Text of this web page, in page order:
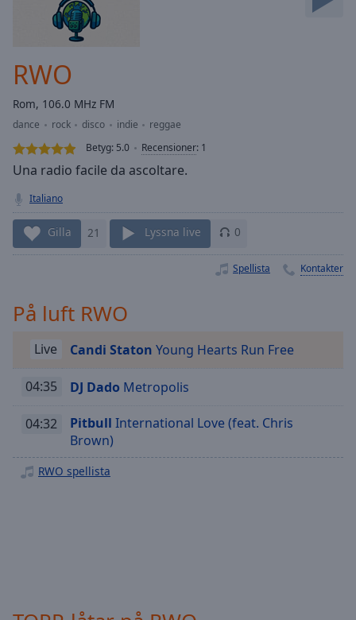
Current
Time0:00
Duration
Loaded :
0.00%
Stream
Seek to
live,
currently
behind
liveLIVE
Playback
Chapters
Descriptions
RWO
Rom, 106.0 MHz FM
dance rock disco indie
reggae
Betyg: 5.0 Recensioner: 1
Una radio facile da ascoltare.
Italiano
Gilla 21 Lyssna live 0
Spellista Kontakter
På luft RWO
Live Candi Staton Young Hearts Run Free
04:35 DJ Dado Metropolis
04:32 Pitbull International Love (feat. Chris
Brown)
RWO spellista